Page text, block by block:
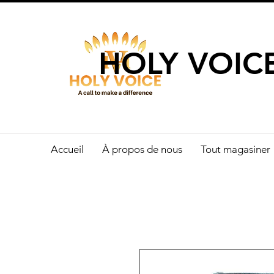
HOLY
Accueil À propos de nous Tout magasiner